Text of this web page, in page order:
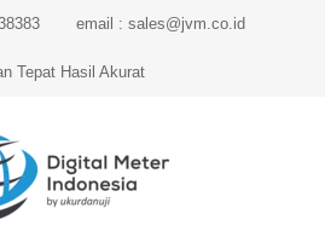
email : sales@jvm.co.id
Tepat Hasil Akurat